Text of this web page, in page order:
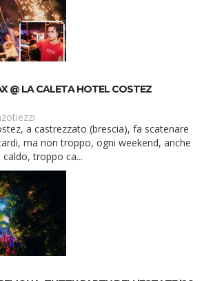
@ LA CALETA HOTEL COSTEZ
ma non troppo, ogni weekend, anche
troppo ca...